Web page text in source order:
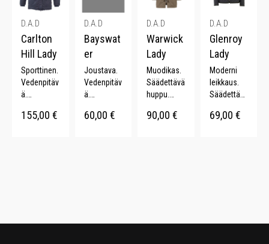
D.A.D
Carlton
Hill Lady
Sporttinen.
Vedenpitäv
ä.
takaosa.
155,00 €
D.A.D
Bayswat
er
Joustava.
Vedenpitäv
ä.
ä.
60,00 €
D.A.D
Warwick
Lady
Muodikas.
Säädettävä
huppu.
vetoketju.
90,00 €
D.A.D
Glenroy
Lady
Moderni
leikkaus.
Säädettävä
Vahvistetut
69,00 €